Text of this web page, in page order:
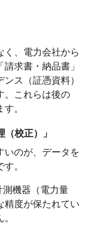
く、電力会社から
「請求書・納品書」
ンス（証憑資料）
。これらは後の
。
校正）」
いのが、データを
。
測機器（電力量
精度が保たれてい